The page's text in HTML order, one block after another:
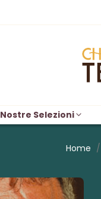
Nostre Selezioni
Home